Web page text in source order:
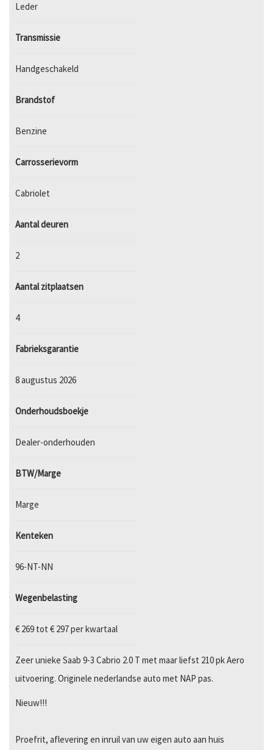
Leder
Transmissie
Handgeschakeld
Brandstof
Benzine
Carrosserievorm
Cabriolet
Aantal deuren
2
Aantal zitplaatsen
4
Fabrieksgarantie
8 augustus 2026
Onderhoudsboekje
Dealer-onderhouden
BTW/Marge
Marge
Kenteken
96-NT-NN
Wegenbelasting
€ 269 tot € 297 per kwartaal
Zeer unieke Saab 9-3 Cabrio 2.0 T met maar liefst 210 pk Aero
uitvoering. Originele nederlandse auto met NAP pas.
Nieuw!!!
Proefrit, aflevering en inruil van uw eigen auto aan huis